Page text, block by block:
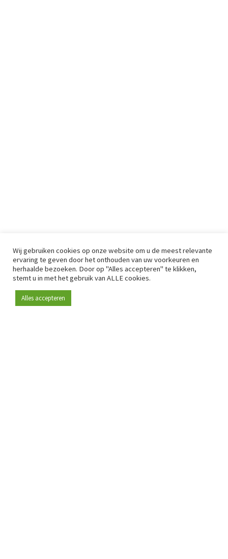
Wij gebruiken cookies op onze website om u de meest relevante
ervaring te geven door het onthouden van uw voorkeuren en
herhaalde bezoeken. Door op "Alles accepteren" te klikken,
stemt u in met het gebruik van ALLE cookies.
Alles accepteren